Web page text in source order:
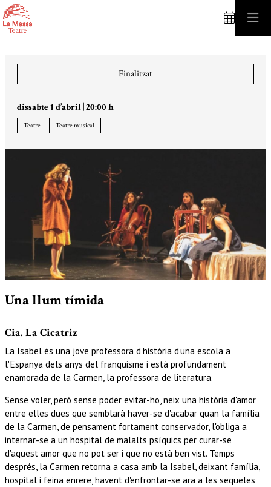
Finalitzat
dissabte 1 d’abril|20:00 h
Teatre Teatre musical
Una llum tímida
Cia. La Cicatriz
La Isabel és una jove professora d'història d'una escola a
l'Espanya dels anys del franquisme i està profundament
enamorada de la Carmen, la professora de literatura.
Sense voler, però sense poder evitar-ho, neix una història d'amor
entre elles dues que semblarà haver-se d'acabar quan la família
de la Carmen, de pensament fortament conservador, l'obliga a
internar-se a un hospital de malalts psíquics per curar-se
d'aquest amor que no pot ser i que no està ben vist. Temps
després, la Carmen retorna a casa amb la Isabel, deixant família,
hospital i feina enrere, havent d'enfrontar-se ara a les seqüeles